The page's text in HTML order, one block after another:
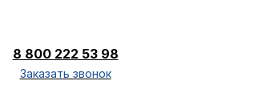
8 800 222 53 98
Заказать звонок